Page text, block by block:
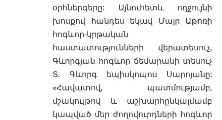
օրհներգերը: Այնուհետև ողջույնի
խոսքով հանդես եկավ Մայր Աթոռի
հոգևոր-կրթական
հաստատությունների վերատեսուչ,
Գևորգյան հոգևոր ճեմարանի տեսուչ
Տ. Գևորգ եպիսկոպոս Սարոյանը:
«Հավատով, պատմությամբ,
մշակույթով և աշխարհընկալմամբ
կապված մեր ժողովուրդների հոգևոր